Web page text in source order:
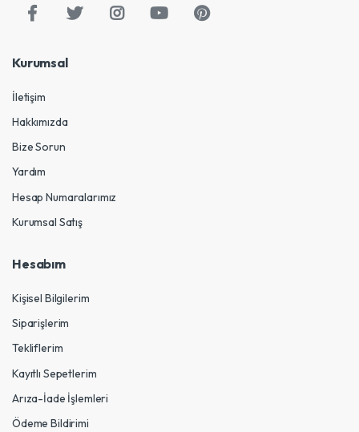
Kurumsal
İletişim
Hakkımızda
Bize Sorun
Yardım
Hesap Numaralarımız
Kurumsal Satış
Hesabım
Kişisel Bilgilerim
Siparişlerim
Tekliflerim
Kayıtlı Sepetlerim
Arıza-İade İşlemleri
Ödeme Bildirimi